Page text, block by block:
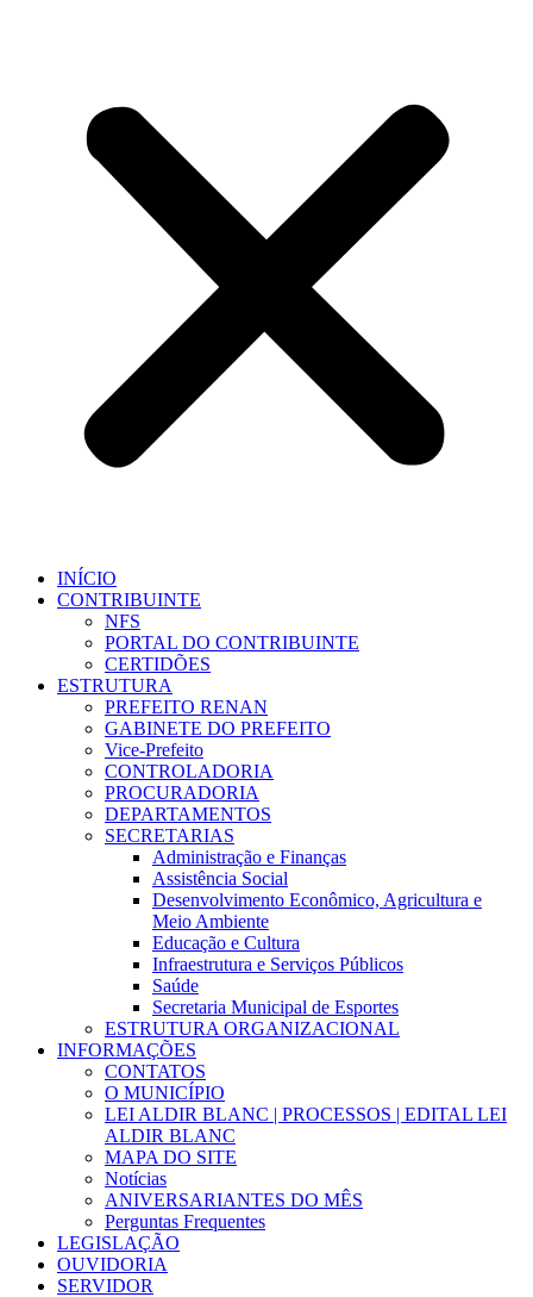
INÍCIO
CONTRIBUINTE
NFS
PORTAL DO CONTRIBUINTE
CERTIDÕES
ESTRUTURA
PREFEITO RENAN
GABINETE DO PREFEITO
Vice-Prefeito
CONTROLADORIA
PROCURADORIA
DEPARTAMENTOS
SECRETARIAS
Administração e Finanças
Assistência Social
Desenvolvimento Econômico, Agricultura e
Meio Ambiente
Educação e Cultura
Infraestrutura e Serviços Públicos
Saúde
Secretaria Municipal de Esportes
ESTRUTURA ORGANIZACIONAL
INFORMAÇÕES
CONTATOS
O MUNICÍPIO
LEI ALDIR BLANC | PROCESSOS | EDITAL LEI
ALDIR BLANC
MAPA DO SITE
Notícias
ANIVERSARIANTES DO MÊS
Perguntas Frequentes
LEGISLAÇÃO
OUVIDORIA
SERVIDOR